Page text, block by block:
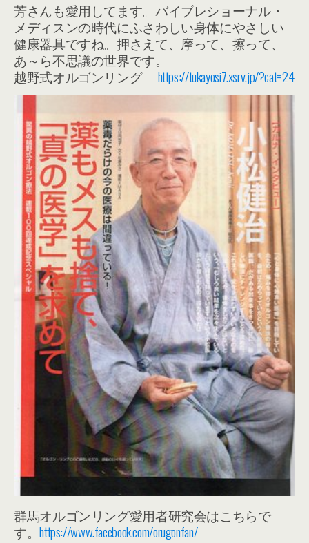
芳さんも愛用してます。バイブレショーナル・
メディスンの時代にふさわしい身体にやさしい
健康器具ですね。押さえて、摩って、擦って、
あ～ら不思議の世界です。
越野式オルゴンリング https://tukayosi7.xsrv.jp/?cat=24
群馬オルゴンリング愛用者研究会はこちらで
す。https://www.facebook.com/orugonfan/